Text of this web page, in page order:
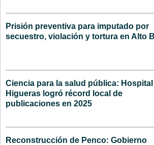
Prisión preventiva para imputado por
secuestro, violación y tortura en Alto
Ciencia para la salud pública:
Higueras logró récord local de
publicaciones en 2025
Reconstrucción de Penco: Gobierno